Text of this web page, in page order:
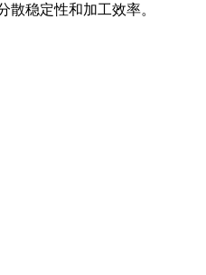
散稳定性和加工效率。